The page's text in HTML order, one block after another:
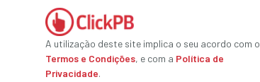
A utilização deste site implica o seu acordo com o
Termos e Condições, e com a Política de
Privacidade.